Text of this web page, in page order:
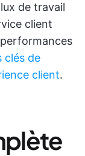
de travail
client
clés de
client.